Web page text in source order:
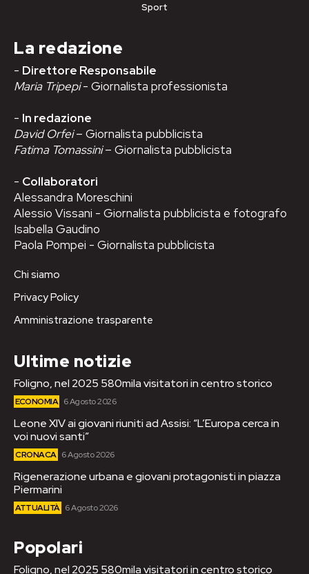
Sport
La redazione
- Direttore Responsabile
Maria Tripepi- Giornalista professionista
- In redazione
David Orfei– Giornalista pubblicista
Fatima Tomassini– Giornalista pubblicista
- Collaboratori
Alessandra Moreschini
Alessio Vissani - Giornalista pubblicista e fotografo
Isabella Gaudino
Paola Pompei - Giornalista pubblicista
Chi siamo
Privacy Policy
Amministrazione trasparente
Ultime notizie
Foligno, nel 2025 580mila visitatori in centro storico
ECONOMIA 6 Agosto 2026
Leone XIV ai giovani riuniti ad Assisi: “L’Europa cerca in
voi nuovi santi”
CRONACA 6 Agosto 2026
Rigenerazione urbana e giovani protagonisti in piazza
Piermarini
ATTUALITÀ 6 Agosto 2026
Popolari
Foligno, nel 2025 580mila visitatori in centro storico